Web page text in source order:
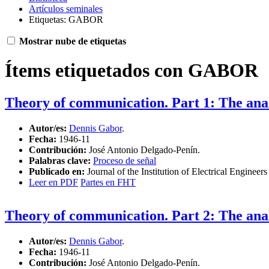
Artículos seminales
Etiquetas: GABOR
Mostrar nube de etiquetas
Ítems etiquetados con GABOR
Theory of communication. Part 1: The
Autor/es: Dennis Gabor.
Fecha: 1946-11
Contribución: José Antonio Delgado-Penín.
Palabras clave: Proceso de señal
Publicado en: Journal of the Institution of Electrical
Leer en PDF Partes en FHT
Theory of communication. Part 2: The
Autor/es: Dennis Gabor.
Fecha: 1946-11
Contribución: José Antonio Delgado-Penín.